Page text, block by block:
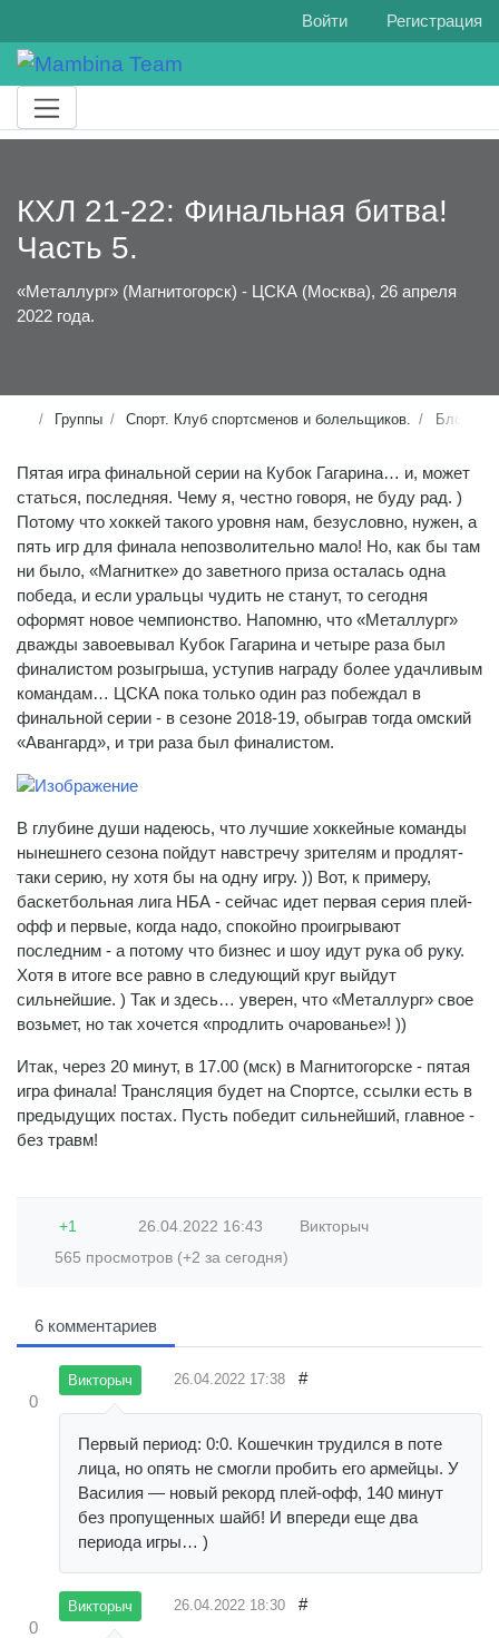
Войти Регистрация
КХЛ 21-22: Финальная битва!
Часть 5.
«Металлург» (Магнитогорск) - ЦСКА (Москва), 26 апреля
2022 года.
Группы Спорт. Клуб спортсменов и болельщиков. Блог
Пятая игра финальной серии на Кубок Гагарина… и, может
статься, последняя. Чему я, честно говоря, не буду рад. )
Потому что хоккей такого уровня нам, безусловно, нужен, а
пять игр для финала непозволительно мало! Но, как бы там
ни было, «Магнитке» до заветного приза осталась одна
победа, и если уральцы чудить не станут, то сегодня
оформят новое чемпионство. Напомню, что «Металлург»
дважды завоевывал Кубок Гагарина и четыре раза был
финалистом розыгрыша, уступив награду более удачливым
командам… ЦСКА пока только один раз побеждал в
финальной серии - в сезоне 2018-19, обыграв тогда омский
«Авангард», и три раза был финалистом.
В глубине души надеюсь, что лучшие хоккейные команды
нынешнего сезона пойдут навстречу зрителям и продлят-
таки серию, ну хотя бы на одну игру. )) Вот, к примеру,
баскетбольная лига НБА - сейчас идет первая серия плей-
офф и первые, когда надо, спокойно проигрывают
последним - а потому что бизнес и шоу идут рука об руку.
Хотя в итоге все равно в следующий круг выйдут
сильнейшие. ) Так и здесь… уверен, что «Металлург» свое
возьмет, но так хочется «продлить очарованье»! ))
Итак, через 20 минут, в 17.00 (мск) в Магнитогорске - пятая
игра финала! Трансляция будет на Спортсе, ссылки есть в
предыдущих постах. Пусть победит сильнейший, главное -
без травм!
+1 26.04.2022 16:43
Викторыч
565 просмотров (+2 за сегодня)
6 комментариев
0
Викторыч 26.04.2022 17:38 #
Первый период: 0:0. Кошечкин трудился в поте
лица, но опять не смогли пробить его армейцы. У
Василия — новый рекорд плей-офф, 140 минут
без пропущенных шайб! И впереди еще два
периода игры… )
0
Викторыч 26.04.2022 18:30 #